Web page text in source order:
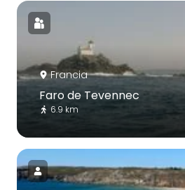
Francia
Faro de Tevennec
6.9 km